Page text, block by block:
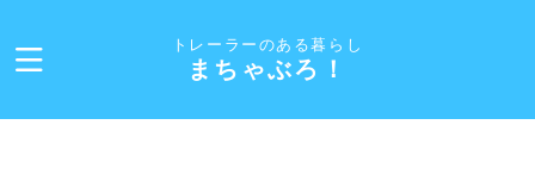
トレーラーのある暮らし
まちゃぶろ！